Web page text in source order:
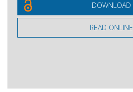
DOWNLOAD
READ ONLINE